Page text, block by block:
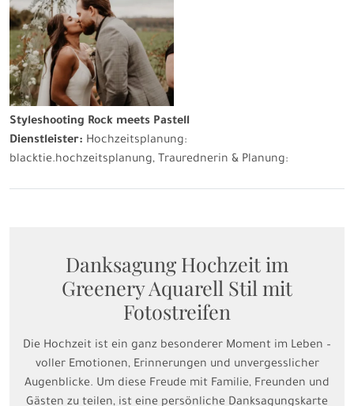
Styleshooting Rock meets Pastell
Dienstleister: Hochzeitsplanung:
blacktie.hochzeitsplanung, Traurednerin & Planung:
Danksagung Hochzeit im
Greenery Aquarell Stil mit
Fotostreifen
Die Hochzeit ist ein ganz besonderer Moment im Leben –
voller Emotionen, Erinnerungen und unvergesslicher
Augenblicke. Um diese Freude mit Familie, Freunden und
Gästen zu teilen, ist eine persönliche Danksagungskarte